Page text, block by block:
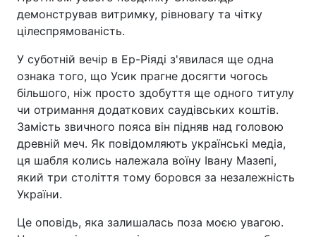
демонстрував витримку, рівновагу та чітку
цілеспрямованість.
У суботній вечір в Ер-Ріяді з'явилася ще одна
ознака того, що Усик прагне досягти чогось
більшого, ніж просто здобуття ще одного титулу
чи отримання додаткових саудівських коштів.
Замість звичного пояса він підняв над головою
древній меч. Як повідомляють українські медіа,
ця шабля колись належала воїну Івану Мазепі,
який три століття тому боровся за незалежність
України.
Це оповідь, яка залишалась поза моєю увагою.